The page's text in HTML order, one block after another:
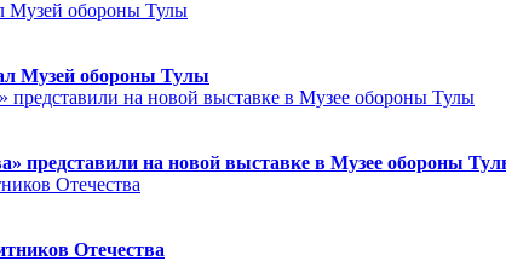
Музей обороны Тулы
представили на новой выставке в Музее обороны
Отечества